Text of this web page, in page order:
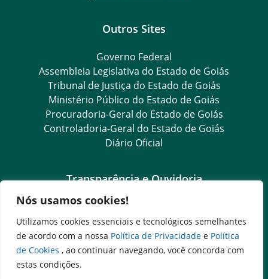
Nós usamos cookies!
Utilizamos cookies essenciais e tecnológicos semelhantes
de acordo com a nossa Política de Privacidade e Política
de Cookies , ao continuar navegando, você concorda com
estas condições.
Outros Sites
Governo Federal
Assembleia Legislativa do Estado de Goiás
Tribunal de Justiça do Estado de Goiás
Ministério Público do Estado de Goiás
Procuradoria-Geral do Estado de Goiás
Controladoria-Geral do Estado de Goiás
Diário Oficial
Transparência e Ouvidoria
LGPD
Goiás Transparência
Dados Abertos Goiás
e-SIC
SIC – Serviço de Informação ao Cidadão